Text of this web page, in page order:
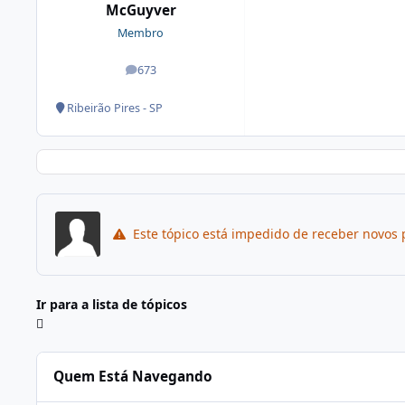
McGuyver
Membro
673
posts
Ribeirão Pires - SP
Este tópico está impedido de receber novos
Ir para a lista de tópicos
Quem Está Navegando